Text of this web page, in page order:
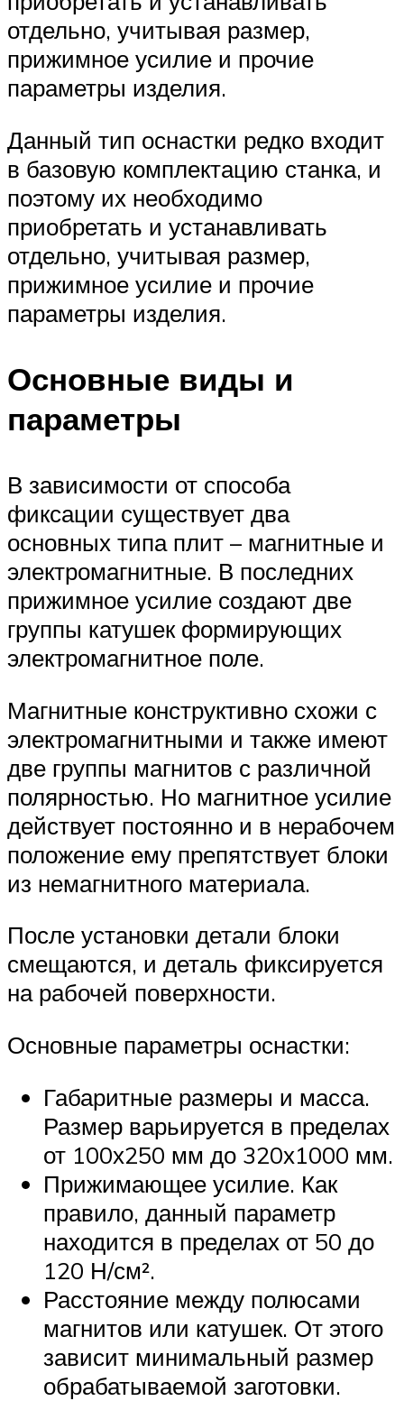
отдельно, учитывая размер,
прижимное усилие и прочие
параметры изделия.
Данный тип оснастки редко входит
в базовую комплектацию станка, и
поэтому их необходимо
приобретать и устанавливать
отдельно, учитывая размер,
прижимное усилие и прочие
параметры изделия.
Основные виды и
параметры
В зависимости от способа
фиксации существует два
основных типа плит – магнитные и
электромагнитные. В последних
прижимное усилие создают две
группы катушек формирующих
электромагнитное поле.
Магнитные конструктивно схожи с
электромагнитными и также имеют
две группы магнитов с различной
полярностью. Но магнитное усилие
действует постоянно и в нерабочем
положение ему препятствует блоки
из немагнитного материала.
После установки детали блоки
смещаются, и деталь фиксируется
на рабочей поверхности.
Основные параметры оснастки:
Габаритные размеры и масса.
Размер варьируется в пределах
от 100х250 мм до 320х1000 мм.
Прижимающее усилие. Как
правило, данный параметр
находится в пределах от 50 до
120 Н/см².
Расстояние между полюсами
магнитов или катушек. От этого
зависит минимальный размер
обрабатываемой заготовки.